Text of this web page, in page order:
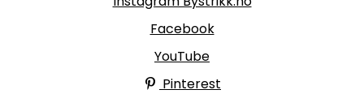
Facebook
YouTube
Pinterest